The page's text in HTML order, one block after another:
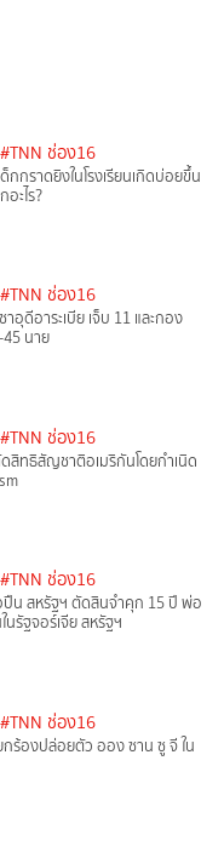
#TNN ช่อง16
กราดยิงในโรงเรียนเกิดบ่อยขึ้น
อะไร?
#TNN ช่อง16
อุดีอาระเบีย เจ็บ 11 และกอง
45 นาย
#TNN ช่อง16
สิทธิสัญชาติอเมริกันโดยกำเนิด
#TNN ช่อง16
น สหรัฐฯ ตัดสินจำคุก 15 ปี พ่อ
นรัฐจอร์เจีย สหรัฐฯ
#TNN ช่อง16
กร้องปล่อยตัว ออง ซาน ซู จี ใน